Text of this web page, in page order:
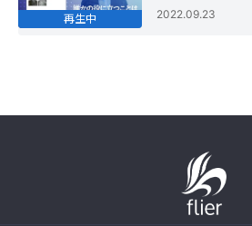
再生中 2022.09.23